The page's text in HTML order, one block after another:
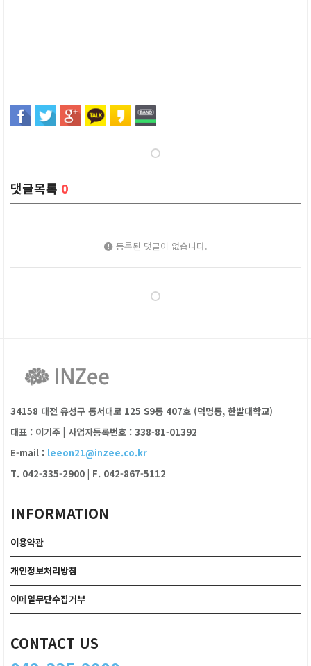
댓글목록 0
등록된 댓글이 없습니다.
34158 대전 유성구 동서대로 125 S9동 407호 (덕명동, 한밭대학교)
대표 : 이기주 | 사업자등록번호 : 338-81-01392
E-mail : leeon21@inzee.co.kr
T. 042-335-2900 | F. 042-867-5112
INFORMATION
이용약관
개인정보처리방침
이메일무단수집거부
CONTACT US